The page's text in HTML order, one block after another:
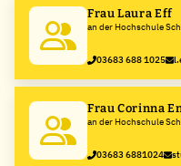
Frau Laura Eff
an der Hochschule
03683 688 1025
Frau Corinna
an der Hochschule
03683 6881024